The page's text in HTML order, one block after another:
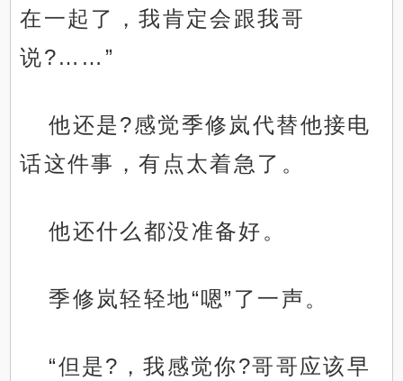
在一起了，我肯定会跟我哥
说?……”
他还是?感觉季修岚代替他接电
话这件事，有点太着急了。
他还什么都没准备好。
季修岚轻轻地“嗯”了一声。
“但是?，我感觉你?哥哥应该早